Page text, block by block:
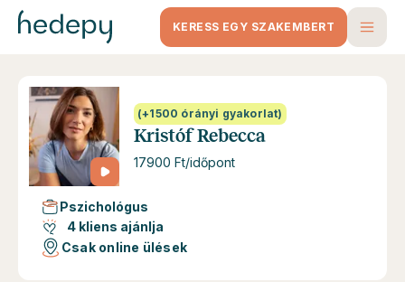
KERESS EGY SZAKEMBERT
(+1500 órányi gyakorlat)
Kristóf Rebecca
17900 Ft/időpont
Pszichológus
4 kliens ajánlja
Csak online ülések